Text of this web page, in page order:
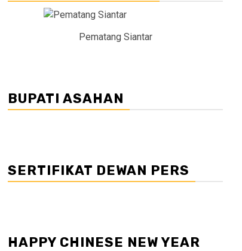
Pematang Siantar
BUPATI ASAHAN
SERTIFIKAT DEWAN PERS
HAPPY CHINESE NEW YEAR